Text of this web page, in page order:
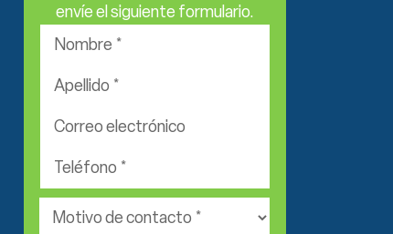
envíe el siguiente formulario.
Nombre
Apellido
Correo
Teléfono
Área
de